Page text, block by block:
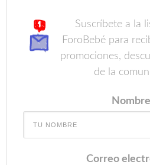
Suscríbete a la
ForoBebé para
promociones,
de la
Correo